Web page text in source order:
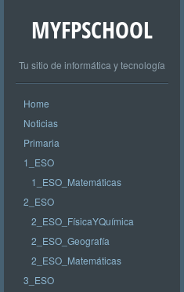
MYFPSCHOOL
Tu sitio de informática y tecnología
Home
Noticias
Primaria
1_ESO
1_ESO_Matemáticas
2_ESO
2_ESO_FísicaYQuímica
2_ESO_Geografía
2_ESO_Matemáticas
3_ESO